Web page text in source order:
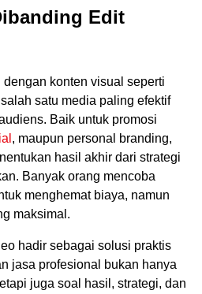
Edit
konten visual seperti
satu media paling efektif
Baik untuk promosi
, maupun personal branding,
hasil akhir dari strategi
Banyak orang mencoba
menghemat biaya, namun
maksimal.
hadir sebagai solusi praktis
jasa profesional bukan hanya
juga soal hasil, strategi, dan